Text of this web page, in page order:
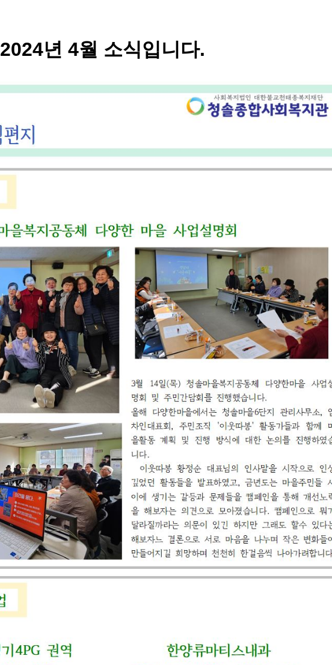
2024년 4월 소식입니다.